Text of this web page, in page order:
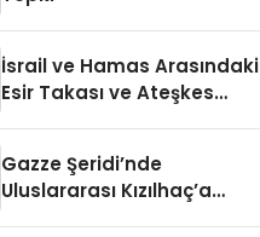
İsrail ve Hamas Arasındaki
Esir Takası ve Ateşkes
Gazze Şeridi’nde
Uluslararası Kızılhaç’a